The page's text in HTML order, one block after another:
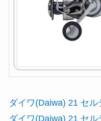
ダイワ(Daiwa) 21 セル
ダイワ(Daiwa) 21 セ